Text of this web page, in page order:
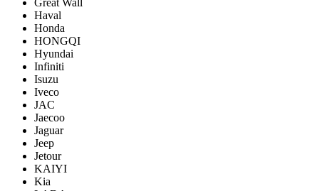
Great Wall
Haval
Honda
HONGQI
Hyundai
Infiniti
Isuzu
Iveco
JAC
Jaecoo
Jaguar
Jeep
Jetour
KAIYI
Kia